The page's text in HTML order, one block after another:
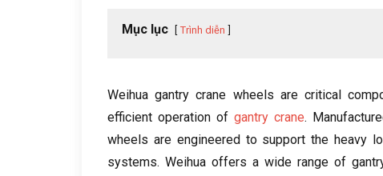
Mục lục Trình diễn
Weihua gantry crane wheels are critical
efficient operation of gantry crane.
wheels are engineered to support the heavy
systems. Weihua offers a wide range of